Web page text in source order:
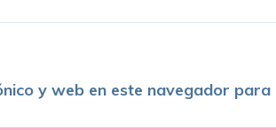
y web en este navegador